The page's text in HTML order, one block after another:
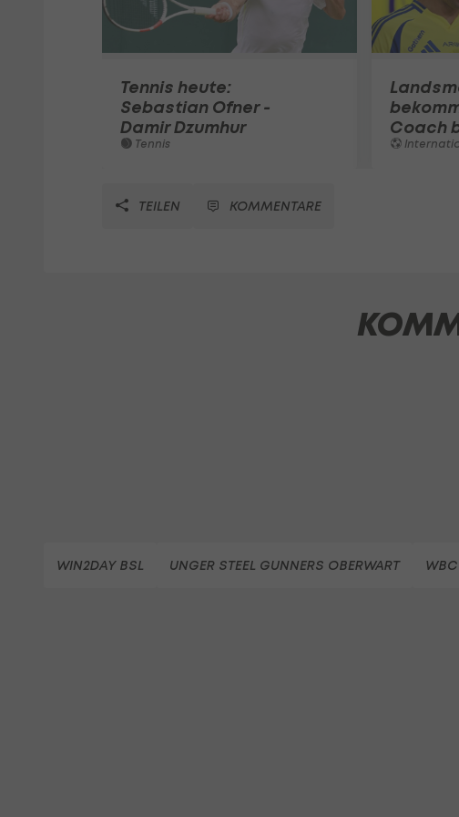
Tennis heute:
Sebastian Ofner -
Damir Dzumhur
Tennis
Coach
TEILEN KOMMENTARE
WIN2DAY BSL UNGER STEEL GUNNERS OBERWART